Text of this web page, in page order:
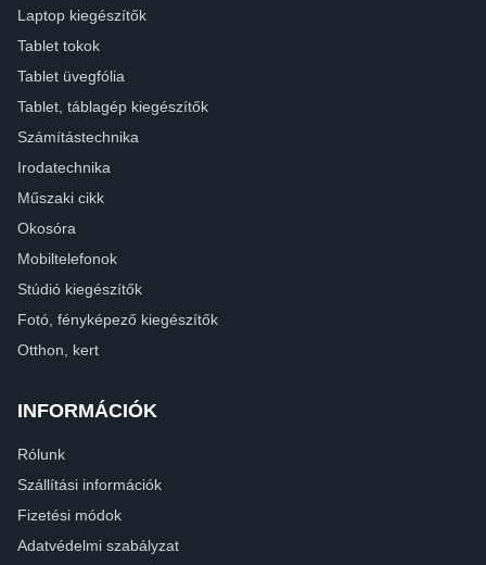
Laptop kiegészítők
Tablet tokok
Tablet üvegfólia
Tablet, táblagép kiegészítők
Számítástechnika
Irodatechnika
Műszaki cikk
Okosóra
Mobiltelefonok
Stúdió kiegészítők
Fotó, fényképező kiegészítők
Otthon, kert
INFORMÁCIÓK
Rólunk
Szállítási információk
Fizetési módok
Adatvédelmi szabályzat